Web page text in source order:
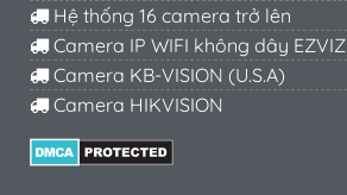
Hệ thống 16 camera trở lên
Camera IP WIFI không dây EZVIZ
Camera KB-VISION (U.S.A)
Camera HIKVISION